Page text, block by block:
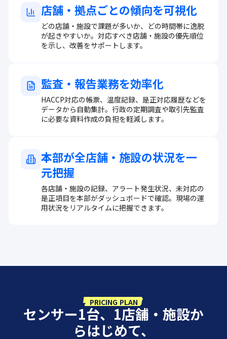
店舗・拠点ごとの傾向を可視化
どの店舗・施設で課題が多いか、どの時間帯に逸脱
が起きやすいか。対応すべき店舗・施設の優先順位
を示し、改善をサポートします。
監査・報告業務を効率化
HACCP対応の帳票、温度記録、是正対応履歴などを
データから自動集計。行政の定期調査や取引先監査
に必要な資料作成の負担を軽減します。
本部が全店舗・施設の状況を一
元把握
各店舗・施設の記録、アラート発生状況、未対応の
是正項目を本部がダッシュボードで確認。現場の運
用状況をリアルタイムに把握できます。
PRICING PLAN
センサー1台、1店舗・施設か
らはじめて、